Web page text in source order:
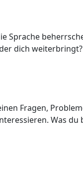
Sprache
dich
Fragen,
Was